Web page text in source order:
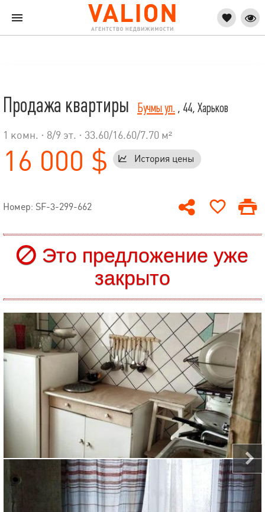
Продажа квартиры Бучмы ул. , 44, Харьков
1 комн. · 8/9 эт. · 33.60/16.60/7.70 м²
16 000 $ История цены
Номер: SF-3-299-662
Это предложение уже
закрыто